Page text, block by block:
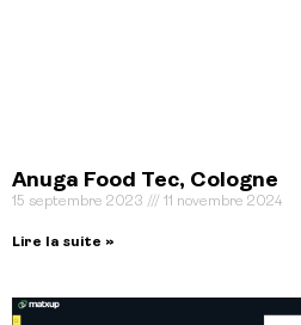
Anuga Food Tec, Cologne
15 septembre 2023 11 novembre 2024
Lire la suite »